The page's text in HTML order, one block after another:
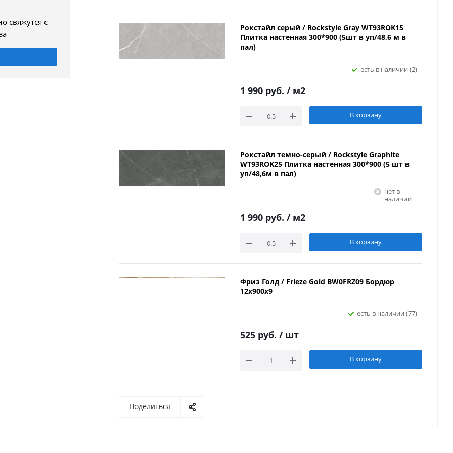
свяжутся с
Рокстайл серый / Rockstyle Gray WT93ROK15
Плитка настенная 300*900 (5шт в уп/48,6 м в
пал)
Есть в наличии (2)
1 990 руб. / м2
В корзину
Рокстайл темно-серый / Rockstyle Graphite
WT93ROK25 Плитка настенная 300*900 (5 шт в
уп/48,6м в пал)
Нет в
наличии
1 990 руб. / м2
В корзину
Фриз Голд / Frieze Gold BW0FRZ09 Бордюр
12х900х9
Есть в наличии (77)
525 руб. / шт
В корзину
Поделиться